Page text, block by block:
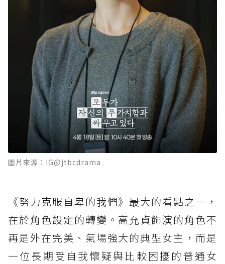
圖片來源：IG@jtbcdrama
《努力克服自卑的我們》最大的看點之一，
在於角色設定的轉變。高允貞飾演的角色不
再是外在完美、氣場強大的典型女主，而是
一位長期受自我懷疑與比較困擾的普通女